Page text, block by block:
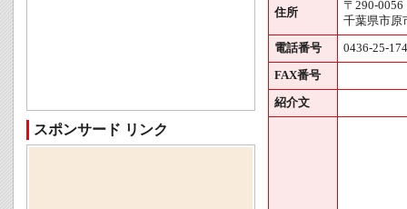
住所
〒290-0056
千葉県市原
電話番号 0436-25-
FAX番号
紹介文
スポンサード リンク